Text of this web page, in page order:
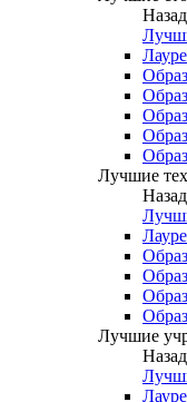
Назад
Лучшие
Назад
Лучшие
Назад